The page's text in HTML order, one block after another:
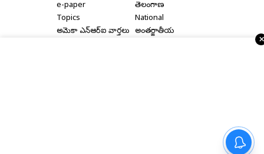
e-paper
Topics
అమెరికా ఎన్‌ఆర్‌ఐ వార్తలు
తెలంగాణ
National
అంతర్జాతీయ
Privacy Policy|